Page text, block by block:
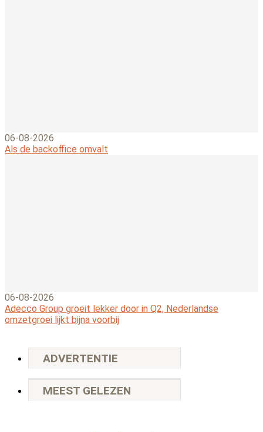
06-08-2026
Als de backoffice omvalt
06-08-2026
Adecco Group groeit lekker door in Q2, Nederlandse
omzetgroei lijkt bijna voorbij
ADVERTENTIE
MEEST GELEZEN